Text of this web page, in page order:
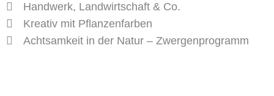
Handwerk, Landwirtschaft & Co.
Kreativ mit Pflanzenfarben
Achtsamkeit in der Natur – Zwergenprogramm